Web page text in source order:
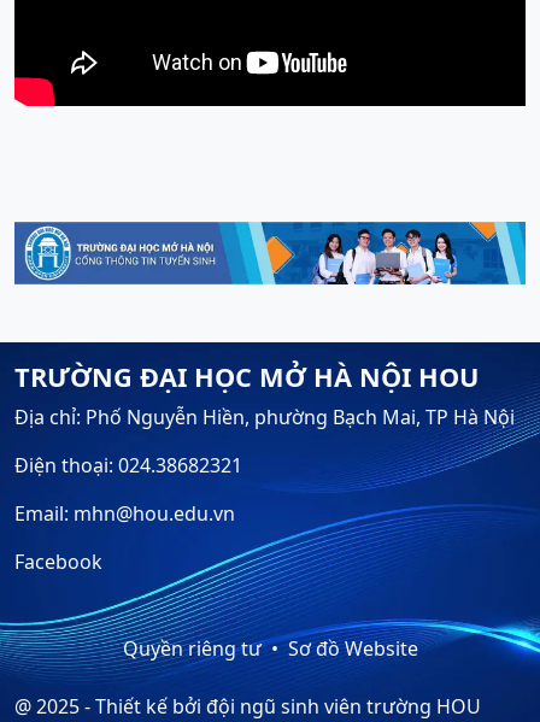
TRƯỜNG ĐẠI HỌC MỞ HÀ NỘI HOU
Địa chỉ: Phố Nguyễn Hiền, phường Bạch Mai, TP Hà Nội
Điện thoại: 024.38682321
Email: mhn@hou.edu.vn
Facebook
Quyền riêng tư Sơ đồ Website
@ 2025 - Thiết kế bởi đội ngũ sinh viên trường HOU